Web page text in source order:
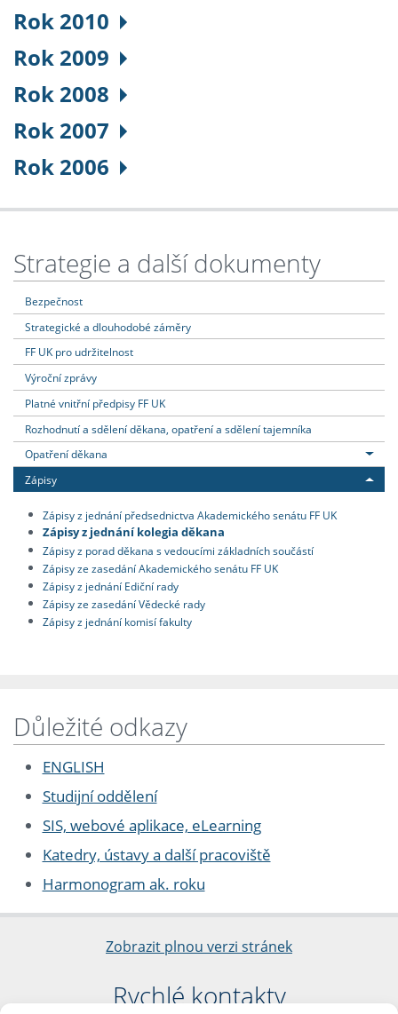
Rok 2010
Rok 2009
Rok 2008
Rok 2007
Rok 2006
Strategie a další dokumenty
Bezpečnost
Strategické a dlouhodobé záměry
FF UK pro udržitelnost
Výroční zprávy
Platné vnitřní předpisy FF UK
Rozhodnutí a sdělení děkana, opatření a sdělení tajemníka
Opatření děkana
Zápisy
Zápisy z jednání předsednictva Akademického senátu FF UK
Zápisy z jednání kolegia děkana
Zápisy z porad děkana s vedoucími základních součástí
Zápisy ze zasedání Akademického senátu FF UK
Zápisy z jednání Ediční rady
Zápisy ze zasedání Vědecké rady
Zápisy z jednání komisí fakulty
Důležité odkazy
ENGLISH
Studijní oddělení
SIS, webové aplikace, eLearning
Katedry, ústavy a další pracoviště
Harmonogram ak. roku
Zobrazit plnou verzi stránek
Rychlé kontakty